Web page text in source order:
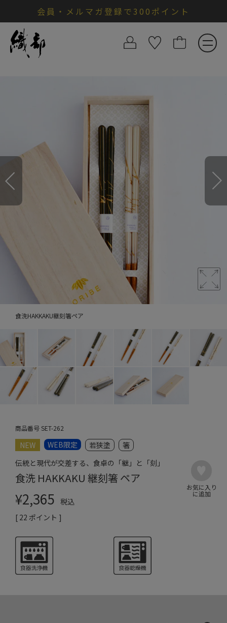
会員・メルマガ登録で300ポイント
食洗HAKKAKU継刻箸ペア
商品番号SET-262
NEW WEB限定 若狭塗
箸
伝統と現代が交差する、食卓の「継」と「刻」
食洗 HAKKAKU 継刻箸 ペア
¥2,365 税込
[ 22 ポイント ]